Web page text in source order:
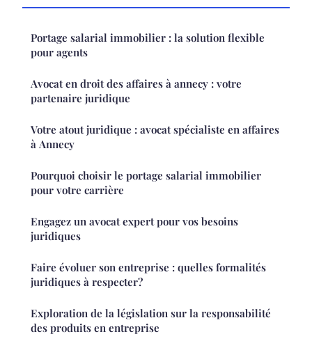
Portage salarial immobilier : la solution flexible
pour agents
Avocat en droit des affaires à annecy : votre
partenaire juridique
Votre atout juridique : avocat spécialiste en affaires
à Annecy
Pourquoi choisir le portage salarial immobilier
pour votre carrière
Engagez un avocat expert pour vos besoins
juridiques
Faire évoluer son entreprise : quelles formalités
juridiques à respecter?
Exploration de la législation sur la responsabilité
des produits en entreprise